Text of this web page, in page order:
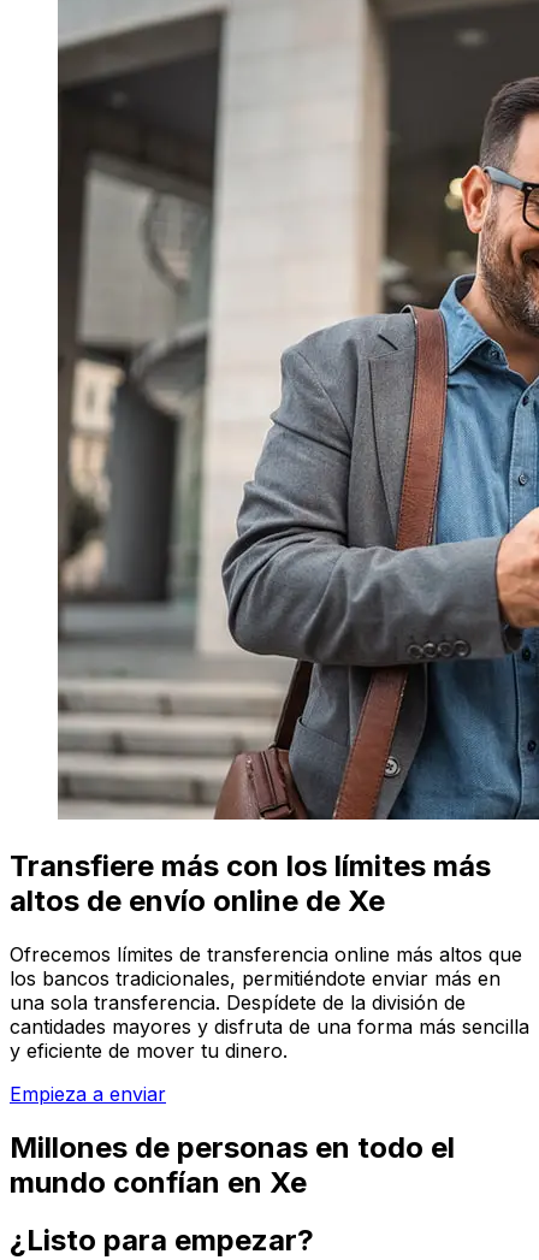
Transfiere más con los límites más
altos de envío online de Xe
Ofrecemos límites de transferencia online más altos que
los bancos tradicionales, permitiéndote enviar más en
una sola transferencia. Despídete de la división de
cantidades mayores y disfruta de una forma más sencilla
y eficiente de mover tu dinero.
Empieza a enviar
Millones de personas en todo el
mundo confían en Xe
¿Listo para empezar?